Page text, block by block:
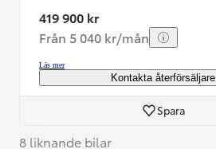
419 900 kr
Från 5 040 kr/mån
Läs mer
Kontakta återförsäljare
Spara
8 liknande bilar